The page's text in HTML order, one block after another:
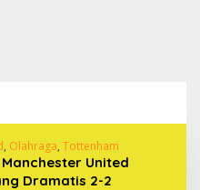
, Olahraga, Tottenham
United
Dramatis 2-2